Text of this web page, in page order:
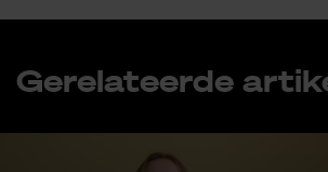
Ge­re­la­teer­de